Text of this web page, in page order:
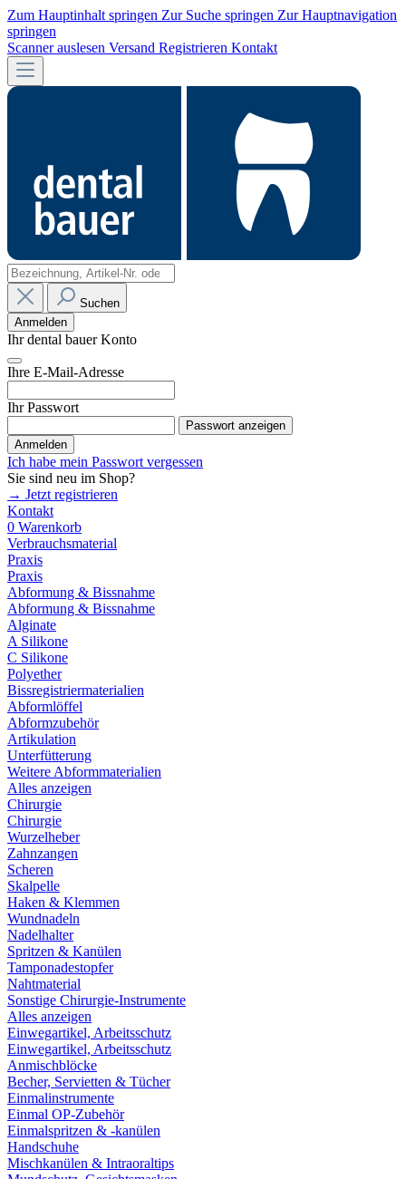
Zum Hauptinhalt springen Zur Suche springen Zur Hauptnavigation
springen
Scanner auslesen Versand Registrieren Kontakt
Suchen
Anmelden
Ihr dental bauer Konto
Ihre E-Mail-Adresse
Ihr Passwort
Passwort anzeigen
Anmelden
Ich habe mein Passwort vergessen
Sie sind neu im Shop?
→ Jetzt registrieren
Kontakt
0 Warenkorb
Verbrauchsmaterial
Praxis
Praxis
Abformung & Bissnahme
Abformung & Bissnahme
Alginate
A Silikone
C Silikone
Polyether
Bissregistriermaterialien
Abformlöffel
Abformzubehör
Artikulation
Unterfütterung
Weitere Abformmaterialien
Alles anzeigen
Chirurgie
Chirurgie
Wurzelheber
Zahnzangen
Scheren
Skalpelle
Haken & Klemmen
Wundnadeln
Nadelhalter
Spritzen & Kanülen
Tamponadestopfer
Nahtmaterial
Sonstige Chirurgie-Instrumente
Alles anzeigen
Einwegartikel, Arbeitsschutz
Einwegartikel, Arbeitsschutz
Anmischblöcke
Becher, Servietten & Tücher
Einmalinstrumente
Einmal OP-Zubehör
Einmalspritzen & -kanülen
Handschuhe
Mischkanülen & Intraoraltips